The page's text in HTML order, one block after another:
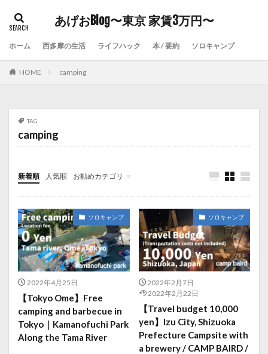
あげおBlog〜東京 家賃3万円〜
ホーム 西多摩の生活 ライフハック 本 / 要約 ソロキャンプ
HOME camping
TAG
camping
新着順 人気順 お勧めカテゴリ
未分類
ソロキャンプ
2022年4月25日
【Tokyo Ome】Free
camping and barbecue in
Tokyo｜Kamanofuchi Park
Along the Tama River
ソロキャンプ
2022年2月7日
2022年2月22日
【Travel budget 10,000
yen】Izu City, Shizuoka
Prefecture Campsite with
a brewery / CAMP BAIRD /